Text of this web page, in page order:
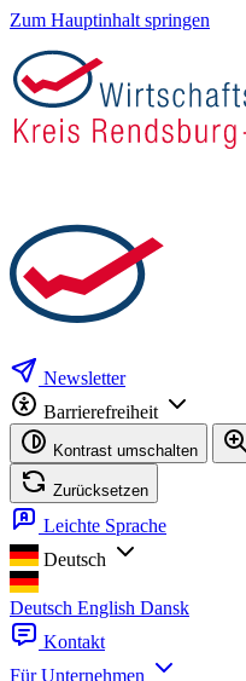
Zum Hauptinhalt springen
Newsletter
Barrierefreiheit
Kontrast umschalten
Zurücksetzen
Leichte Sprache
Deutsch
Deutsch English Dansk
Kontakt
Für Unternehmen